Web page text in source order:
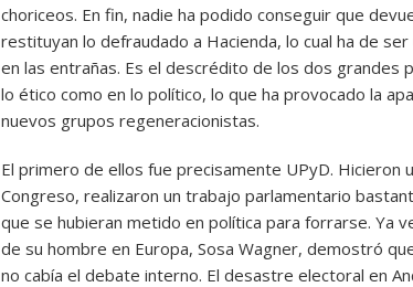
choriceos. En fin, nadie ha podido conseguir que
restituyan lo defraudado a Hacienda, lo cual ha de
en las entrañas. Es el descrédito de los dos grandes
lo ético como en lo político, lo que ha provocado la
nuevos grupos regeneracionistas.
El primero de ellos fue precisamente UPyD. Hicieron
Congreso, realizaron un trabajo parlamentario
que se hubieran metido en política para forrarse. Ya
de su hombre en Europa, Sosa Wagner, demostró
no cabía el debate interno. El desastre electoral en